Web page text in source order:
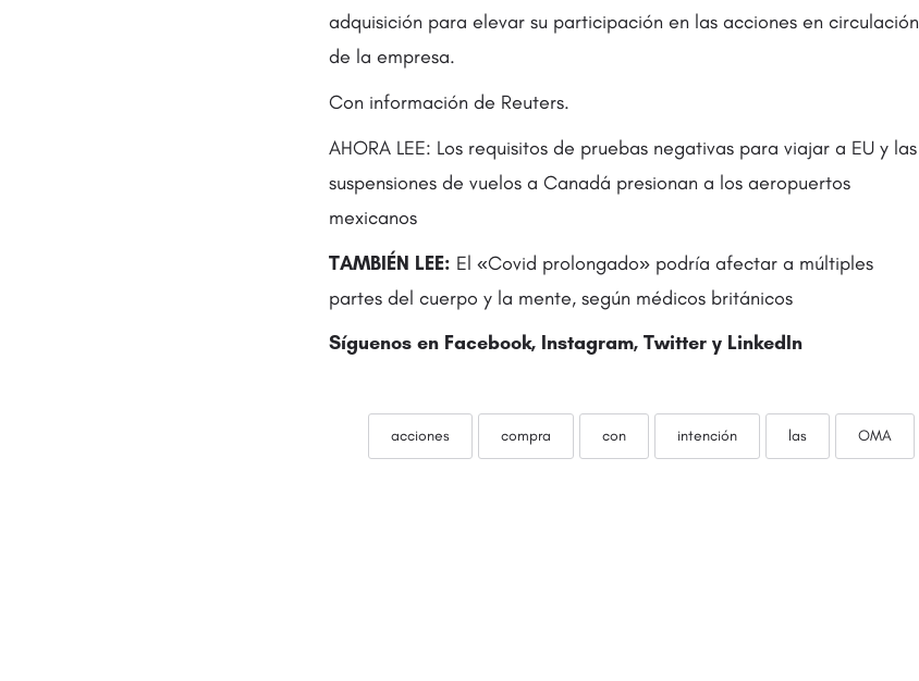
adquisición para elevar su participación en las acciones en circulación
de la empresa.
Con información de Reuters.
AHORA LEE: Los requisitos de pruebas negativas para viajar a EU y las
suspensiones de vuelos a Canadá presionan a los aeropuertos
mexicanos
TAMBIÉN LEE: El «Covid prolongado» podría afectar a múltiples
partes del cuerpo y la mente, según médicos británicos
Síguenos en Facebook, Instagram, Twitter y LinkedIn
acciones compra con intención las OMA